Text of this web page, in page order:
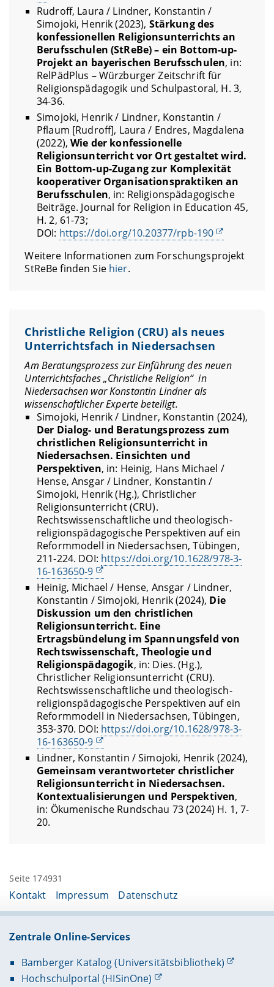
Rudroff, Laura / Lindner, Konstantin /
Simojoki, Henrik (2023), Stärkung des
konfessionellen Religionsunterrichts an
Berufsschulen (StReBe) – ein Bottom-up-
Projekt an bayerischen Berufsschulen, in:
RelPädPlus – Würzburger Zeitschrift für
Religionspädagogik und Schulpastoral, H. 3,
34-36.
Simojoki, Henrik / Lindner, Konstantin /
Pflaum [Rudroff], Laura / Endres, Magdalena
(2022),Wie der konfessionelle
Religionsunterricht vor Ort gestaltet wird.
Ein Bottom-up-Zugang zur Komplexität
kooperativer Organisationspraktiken an
Berufsschulen, in: Religionspädagogische
Beiträge. Journal for Religion in Education 45,
H. 2, 61-73;
DOI: https://doi.org/10.20377/rpb-190
Weitere Informationen zum Forschungsprojekt
StReBe finden Sie hier.
Christliche Religion (CRU) als neues
Unterrichtsfach in Niedersachsen
Am Beratungsprozess zur Einführung des neuen
Unterrichtsfaches „Christliche Religion“ in
Niedersachsen war Konstantin Lindner als
wissenschaftlicher Experte beteiligt.
Simojoki, Henrik / Lindner, Konstantin (2024),
Der Dialog- und Beratungsprozess zum
christlichen Religionsunterricht in
Niedersachsen. Einsichten und
Perspektiven, in: Heinig, Hans Michael /
Hense, Ansgar / Lindner, Konstantin /
Simojoki, Henrik (Hg.), Christlicher
Religionsunterricht (CRU).
Rechtswissenschaftliche und theologisch-
religionspädagogische Perspektiven auf ein
Reformmodell in Niedersachsen, Tübingen,
211-224. DOI: https://doi.org/10.1628/978-3-
16-163650-9
Heinig, Michael / Hense, Ansgar / Lindner,
Konstantin / Simojoki, Henrik (2024), Die
Diskussion um den christlichen
Religionsunterricht. Eine
Ertragsbündelung im Spannungsfeld von
Rechtswissenschaft, Theologie und
Religionspädagogik, in: Dies. (Hg.),
Christlicher Religionsunterricht (CRU).
Rechtswissenschaftliche und theologisch-
religionspädagogische Perspektiven auf ein
Reformmodell in Niedersachsen, Tübingen,
353-370. DOI: https://doi.org/10.1628/978-3-
16-163650-9
Lindner, Konstantin / Simojoki, Henrik (2024),
Gemeinsam verantworteter christlicher
Religionsunterricht in Niedersachsen.
Kontextualisierungen und Perspektiven,
in: Ökumenische Rundschau 73 (2024) H. 1, 7-
20.
Seite 174931
Kontakt Impressum Datenschutz
Zentrale Online-Services
Bamberger Katalog (Universitätsbibliothek)
Hochschulportal (HISinOne)